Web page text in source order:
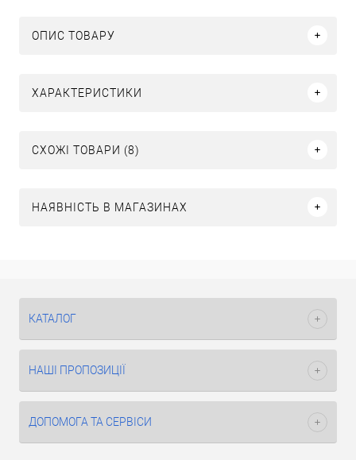
ОПИС ТОВАРУ
ХАРАКТЕРИСТИКИ
СХОЖІ ТОВАРИ (8)
НАЯВНІСТЬ В МАГАЗИНАХ
КАТАЛОГ
НАШІ ПРОПОЗИЦІЇ
ДОПОМОГА ТА СЕРВІСИ